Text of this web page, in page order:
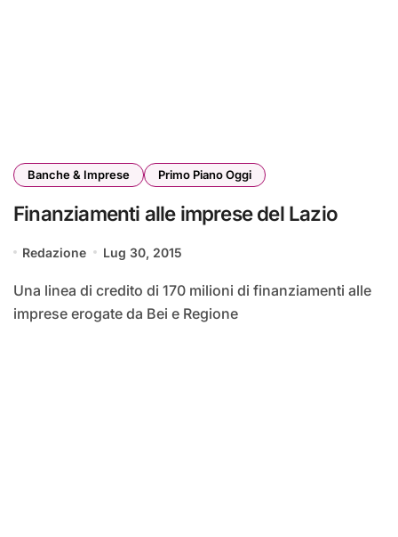
Banche & Imprese Primo Piano Oggi
Finanziamenti alle imprese del Lazio
Redazione Lug 30, 2015
Una linea di credito di 170 milioni di finanziamenti alle
imprese erogate da Bei e Regione